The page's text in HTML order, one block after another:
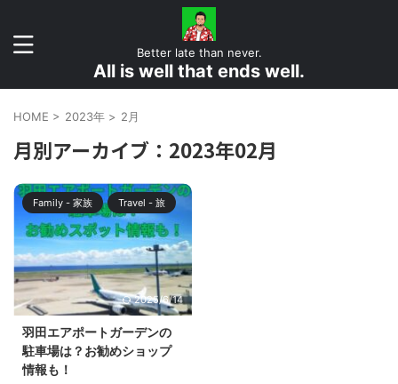
Better late than never.
All is well that ends well.
HOME > 2023年 > 2月
月別アーカイブ：2023年02月
Family - 家族 Travel - 旅
2025/6/14
羽田エアポートガーデンの
駐車場は？お勧めショップ
情報も！